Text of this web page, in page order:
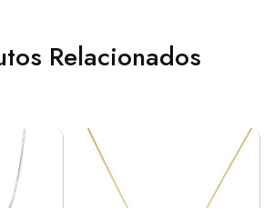
Relacionados